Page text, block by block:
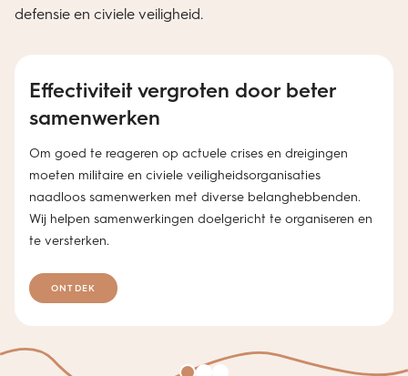
defensie en civiele veiligheid.
Effectiviteit vergroten door beter
samenwerken
Om goed te reageren op actuele crises en dreigingen
moeten militaire en civiele veiligheidsorganisaties
naadloos samenwerken met diverse belanghebbenden.
Wij helpen samenwerkingen doelgericht te organiseren en
te versterken.
ONTDEK